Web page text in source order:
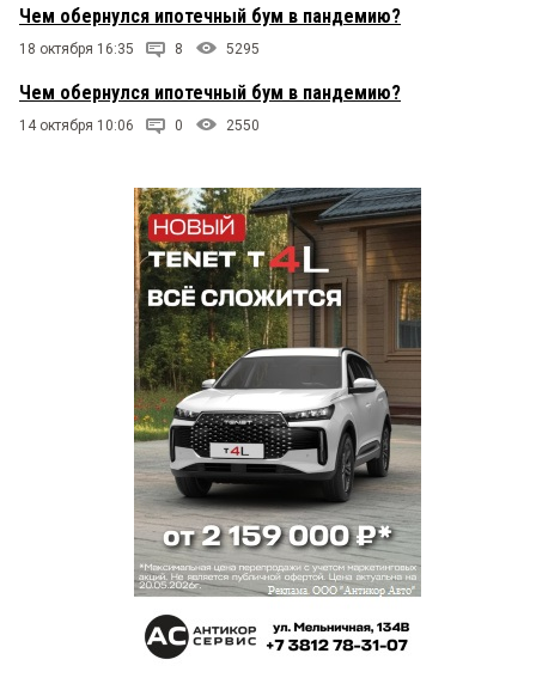
Чем обернулся ипотечный бум в пандемию?
18 октября 16:35 8 5295
Чем обернулся ипотечный бум в пандемию?
14 октября 10:06 0 2550